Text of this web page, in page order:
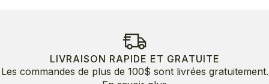
160.00$
LIVRAISON RAPIDE ET GRATUITE
Les commandes de plus de 100$ sont livrées gratuitement.